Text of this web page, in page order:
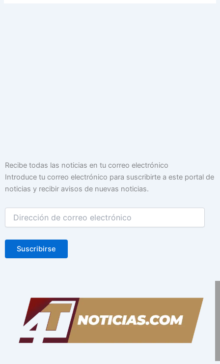
Recibe todas las noticias en tu correo electrónico
Introduce tu correo electrónico para suscribirte a este portal de
noticias y recibir avisos de nuevas noticias.
Dirección
de
electrónico
Suscribirse